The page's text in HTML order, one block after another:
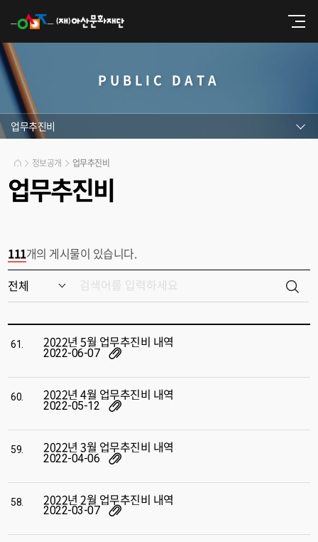
PUBLIC DATA
업무추진비
정보공개 업무추진비
업무추진비
111개의 게시물이 있습니다.
61. 2022년 5월 업무추진비 내역
2022-06-07
60. 2022년 4월 업무추진비 내역
2022-05-12
59. 2022년 3월 업무추진비 내역
2022-04-06
58. 2022년 2월 업무추진비 내역
2022-03-07